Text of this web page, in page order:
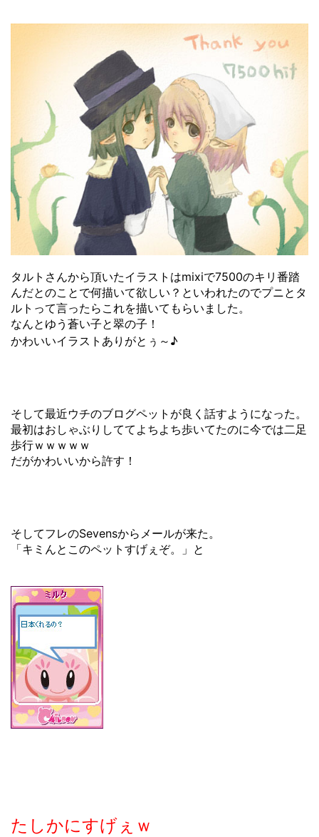
タルトさんから頂いたイラストはmixiで7500のキリ番踏
んだとのことで何描いて欲しい？といわれたのでプニとタ
ルトって言ったらこれを描いてもらいました。
なんとゆう蒼い子と翠の子！
かわいいイラストありがとぅ～♪
そして最近ウチのブログペットが良く話すようになった。
最初はおしゃぶりしててよちよち歩いてたのに今では二足
歩行ｗｗｗｗｗ
だがかわいいから許す！
そしてフレのSevensからメールが来た。
「キミんとこのペットすげぇぞ。」と
たしかにすげぇｗ